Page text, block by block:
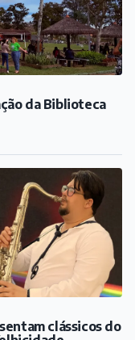
da Biblioteca
clássicos do